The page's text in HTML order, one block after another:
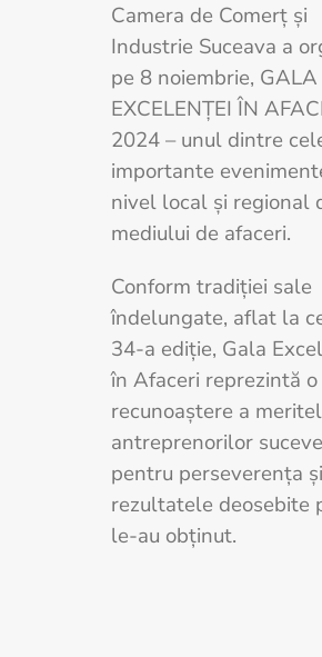
Camera de Comerț și
Industrie Suceava a
pe 8 noiembrie, GALA
EXCELENȚEI ÎN
2024 – unul dintre
importante
nivel local și regional
mediului de afaceri.
Conform tradiției sale
îndelungate, aflat la
34-a ediție, Gala
în Afaceri reprezintă o
recunoaștere a
antreprenorilor
pentru perseverența și
rezultatele deosebite
le-au obținut.